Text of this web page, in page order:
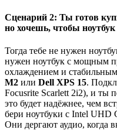
Сценарий 2: Ты готов
но хочешь, чтобы
Тогда тебе не нужен
нужен ноутбук с мощным
охлаждением и
M2 или Dell XPS 15.
Focusrite Scarlett 2i2), и ты
это будет надёжнее, чем
бери ноутбуки с Intel UHD
Они дергают аудио, когда